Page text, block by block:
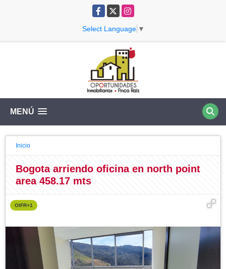
Facebook
X Instagram
Select Language ▼
MENÚ
Inicio
Bogota arriendo oficina en north point
area 458.17 mts
OIFR+1